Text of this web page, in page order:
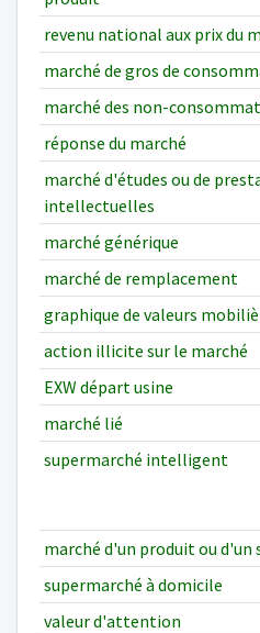
revenu national aux prix du
marché de gros de
marché des non-
réponse du marché
marché d'études ou de
intellectuelles
marché générique
marché de remplacement
graphique de valeurs
action illicite sur le marché
EXW départ usine
marché lié
supermarché intelligent
marché d'un produit ou d'un
supermarché à domicile
valeur d'attention